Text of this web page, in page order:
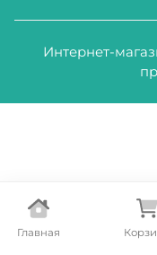
Главная
Интернет-